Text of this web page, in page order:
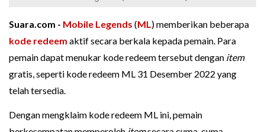
Suara.com - Mobile Legends (ML) memberikan beberapa
kode redeem aktif secara berkala kepada pemain. Para
pemain dapat menukar kode redeem tersebut dengan item
gratis, seperti kode redeem ML 31 Desember 2022 yang
telah tersedia.
Dengan mengklaim kode redeem ML ini, pemain